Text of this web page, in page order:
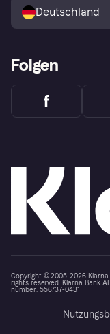
Käuferschutzrichtlinie
Deutschland
Folgen
Copyright © 2005-2026 Klarna
rights reserved. Klarna Bank
number: 556737-0431